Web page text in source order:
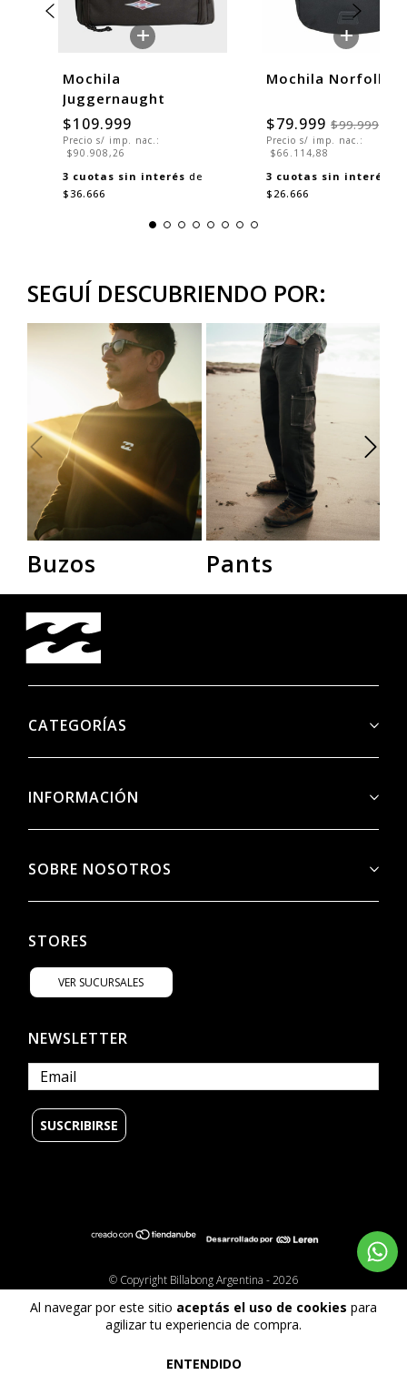
Al navegar por este sitio aceptás el uso de cookies para
agilizar tu experiencia de compra.
ENTENDIDO
+
Mochila
Juggernaught
$109.999
Precio s/ imp. nac.:
$90.908,26
3 cuotas sin interés de
$36.666
+
Mochila Norfolk
$79.999 $99.999
Precio s/ imp. nac.:
$66.114,88
3 cuotas sin interés
$26.666
SEGUÍ DESCUBRIENDO POR:
Buzos Pants
CATEGORÍAS
INFORMACIÓN
SOBRE NOSOTROS
STORES
VER SUCURSALES
NEWSLETTER
© Copyright Billabong Argentina - 2026
Defensa de las y los consumidores. Para reclamosingrese aquí